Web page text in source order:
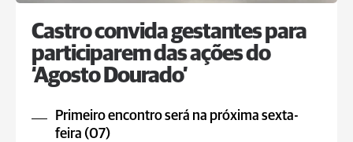
Castro convida gestantes para
participarem das ações do
‘Agosto Dourado’
Primeiro encontro será na próxima sexta-
feira (07)